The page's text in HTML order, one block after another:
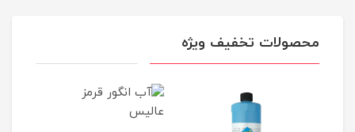
محصولات تخفیف ویژه